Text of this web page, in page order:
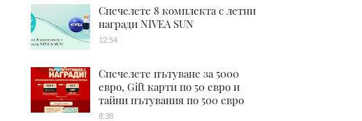
Спечелете 8 комплекта с летни
награди NIVEA SUN
12:54
Спечелете пътуване за 5000
евро, Gift карти по 50 евро и
тайни пътувания по 500 евро
8:38